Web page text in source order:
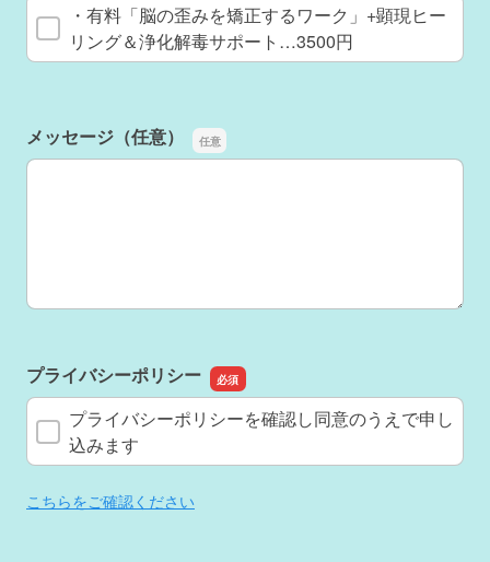
・有料「脳の歪みを矯正するワーク」+顕現ヒー
リング＆浄化解毒サポート…3500円
メッセージ（任意）
メッセージ（任意）
プライバシーポリシー
プライバシーポリシーを確認し同意のうえで申し
込みます
こちらをご確認ください